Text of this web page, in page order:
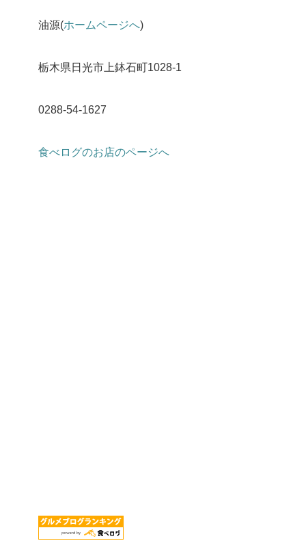
油源(ホームページへ)
栃木県日光市上鉢石町1028-1
0288-54-1627
食べログのお店のページへ